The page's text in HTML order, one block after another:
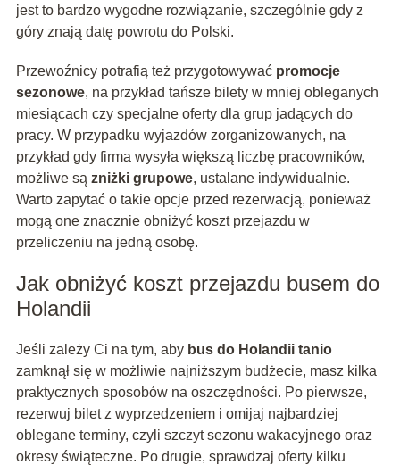
jest to bardzo wygodne rozwiązanie, szczególnie gdy z
góry znają datę powrotu do Polski.
Przewoźnicy potrafią też przygotowywać promocje
sezonowe, na przykład tańsze bilety w mniej obleganych
miesiącach czy specjalne oferty dla grup jadących do
pracy. W przypadku wyjazdów zorganizowanych, na
przykład gdy firma wysyła większą liczbę pracowników,
możliwe są zniżki grupowe, ustalane indywidualnie.
Warto zapytać o takie opcje przed rezerwacją, ponieważ
mogą one znacznie obniżyć koszt przejazdu w
przeliczeniu na jedną osobę.
Jak obniżyć koszt przejazdu busem do
Holandii
Jeśli zależy Ci na tym, aby bus do Holandii tanio
zamknął się w możliwie najniższym budżecie, masz kilka
praktycznych sposobów na oszczędności. Po pierwsze,
rezerwuj bilet z wyprzedzeniem i omijaj najbardziej
oblegane terminy, czyli szczyt sezonu wakacyjnego oraz
okresy świąteczne. Po drugie, sprawdzaj oferty kilku